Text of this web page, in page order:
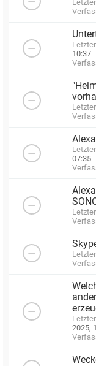
10:37
07:35
2025,